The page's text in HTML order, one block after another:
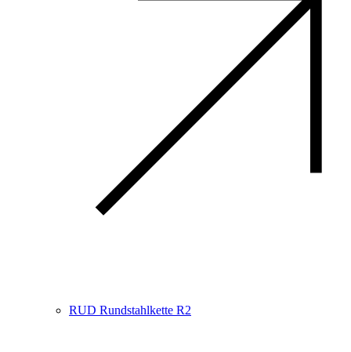
RUD Rundstahlkette R2